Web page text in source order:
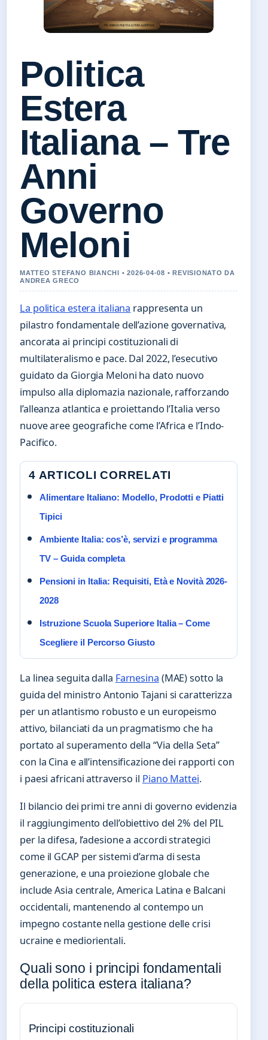
Politica
Estera
Italiana – Tre
Anni
Governo
Meloni
MATTEO STEFANO BIANCHI • 2026-04-08 • REVISIONATO DA
ANDREA GRECO
La politica estera italiana rappresenta un
pilastro fondamentale dell’azione governativa,
ancorata ai principi costituzionali di
multilateralismo e pace. Dal 2022, l’esecutivo
guidato da Giorgia Meloni ha dato nuovo
impulso alla diplomazia nazionale, rafforzando
l’alleanza atlantica e proiettando l’Italia verso
nuove aree geografiche come l’Africa e l’Indo-
Pacifico.
4 ARTICOLI CORRELATI
Alimentare Italiano: Modello, Prodotti e Piatti
Tipici
Ambiente Italia: cos’è, servizi e programma
TV – Guida completa
Pensioni in Italia: Requisiti, Età e Novità 2026-
2028
Istruzione Scuola Superiore Italia – Come
Scegliere il Percorso Giusto
La linea seguita dalla Farnesina (MAE) sotto la
guida del ministro Antonio Tajani si caratterizza
per un atlantismo robusto e un europeismo
attivo, bilanciati da un pragmatismo che ha
portato al superamento della “Via della Seta”
con la Cina e all’intensificazione dei rapporti con
i paesi africani attraverso il Piano Mattei.
Il bilancio dei primi tre anni di governo evidenzia
il raggiungimento dell’obiettivo del 2% del PIL
per la difesa, l’adesione a accordi strategici
come il GCAP per sistemi d’arma di sesta
generazione, e una proiezione globale che
include Asia centrale, America Latina e Balcani
occidentali, mantenendo al contempo un
impegno costante nella gestione delle crisi
ucraine e mediorientali.
Quali sono i principi fondamentali
della politica estera italiana?
Principi costituzionali